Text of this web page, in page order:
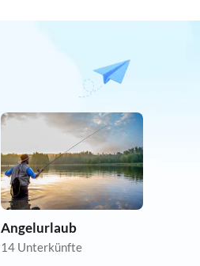
Angelurlaub
14 Unterkünfte